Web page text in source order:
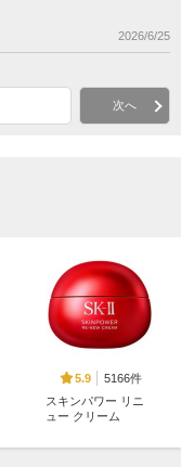
2026/6/25
次へ
5.9
5166件
スキンパワー リニ
ュー クリーム